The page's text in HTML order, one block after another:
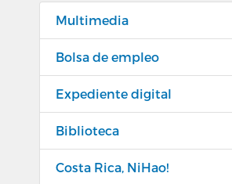
Multimedia
Bolsa de empleo
Expediente digital
Biblioteca
Costa Rica, NiHao!